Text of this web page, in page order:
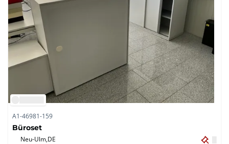
A1-46981-159
Büroset
Neu-Ulm,DE